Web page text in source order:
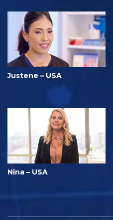
Justene – USA
Nina – USA